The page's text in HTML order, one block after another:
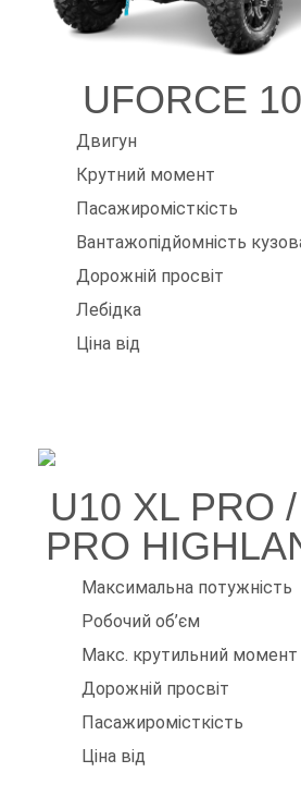
UFORCE
Двигун
Крутний момент
Пасажиромісткість
Вантажопідйомність
Дорожній просвіт
Лебідка
Ціна від
U10 XL PRO
PRO
Максимальна потужність
Робочий об’єм
Макс. крутильний момент
Дорожній просвіт
Пасажиромісткість
Ціна від